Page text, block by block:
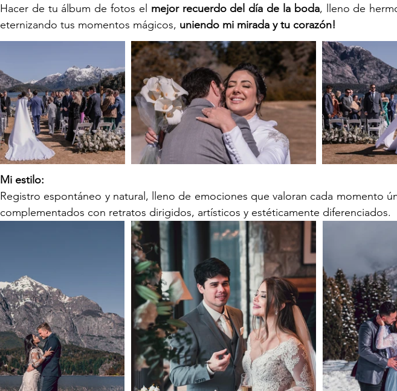
Hacer de tu álbum de fotos el mejor recuerdo del día de la boda, lleno de
eternizando tus momentos mágicos, uniendo mi mirada y tu corazón!
Mi estilo:
Registro espontáneo y natural, lleno de emociones que valoran cada momento
complementados con retratos dirigidos, artísticos y estéticamente diferenciados.